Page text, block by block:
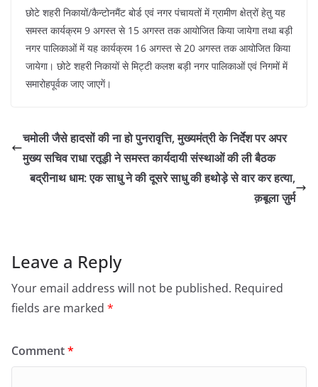
छोटे शहरी निकायों/कैन्टोनमैंट बोर्ड एवं नगर पंचायतों में ग्रामीण क्षेत्रों हेतु यह
समस्त कार्यक्रम 9 अगस्त से 15 अगस्त तक आयोजित किया जायेगा तथा बड़ी
नगर पालिकाओं में यह कार्यक्रम 16 अगस्त से 20 अगस्त तक आयोजित किया
जायेगा। छोटे शहरी निकायों से मिट्टी कलश बड़ी नगर पालिकाओं एवं निगमों में
समारोहपूर्वक जाए जाएगें।
चमोली जैसे हादसों की ना हो पुनरावृत्ति, मुख्यमंत्री के निर्देश पर अपर
मुख्य सचिव राधा रतूड़ी ने समस्त कार्यदायी संस्थाओं की ली बैठक
बद्रीनाथ धाम: एक साधु ने की दूसरे साधु की हथोड़े से वार कर हत्या,
क़बूला ज़ुर्म
Leave a Reply
Your email address will not be published. Required
fields are marked *
Comment*